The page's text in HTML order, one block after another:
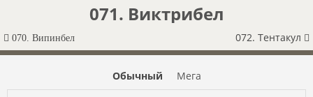
071. Виктрибел
070. Випинбел 072. Тентакул
Обычный Мега